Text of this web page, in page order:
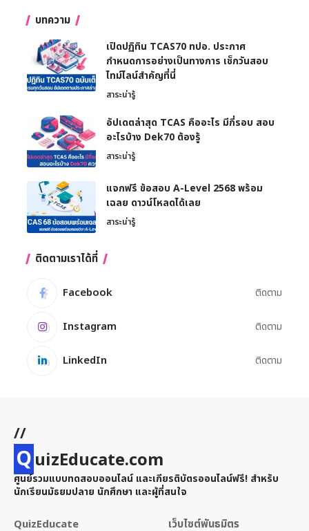
บทความ
เปิดปฏิทิน TCAS70 ทปอ. ประกาศ
กำหนดการอย่างเป็นทางการ เช็กวันสอบ
ไทม์ไลน์สำคัญที่นี่
สาระน่ารู้
อัปเดตล่าสุด TCAS คืออะไร มีกี่รอบ สอบ
อะไรบ้าง Dek70 ต้องรู้
สาระน่ารู้
แจกฟรี ข้อสอบ A-Level 2568 พร้อม
เฉลย ดาวน์โหลดได้เลย
สาระน่ารู้
ติดตามเราได้ที่
Facebook ติดตาม
Instagram ติดตาม
LinkedIn ติดตาม
//
QuizEducate.com
ศูนย์รวมแบบทดสอบออนไลน์ และเกียรติบัตรออนไลน์ฟรี! สำหรับ
นักเรียนมัธยมปลาย นักศึกษา และผู้ที่สนใจ
QuizEducate เว็บไซต์พันธมิตร